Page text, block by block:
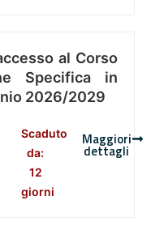
al Corso
Specifica in
2026/2029
Scaduto
da:
12
giorni
Maggiori
dettagli